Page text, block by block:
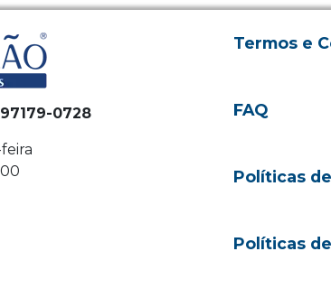
0728
Termos e
FAQ
Políticas
Políticas